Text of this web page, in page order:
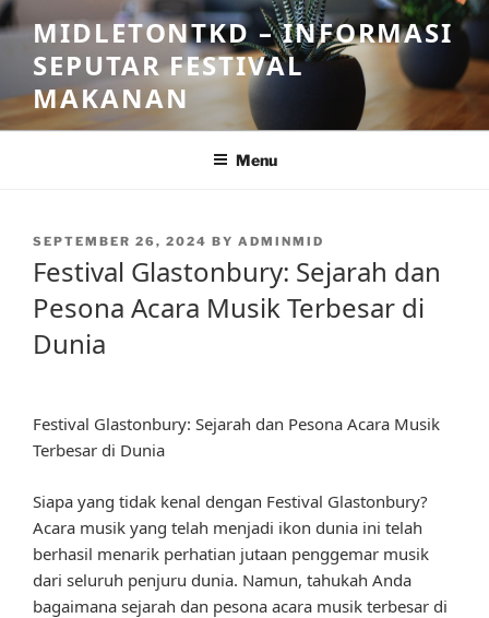
Skip
to
content
MIDLETONTKD – INFORMASI
SEPUTAR FESTIVAL
MAKANAN
Menu
POSTED
SEPTEMBER 26, 2024 BY ADMINMID
Festival Glastonbury: Sejarah dan
Pesona Acara Musik Terbesar di
Dunia
Festival Glastonbury: Sejarah dan Pesona Acara Musik
Terbesar di Dunia
Siapa yang tidak kenal dengan Festival Glastonbury?
Acara musik yang telah menjadi ikon dunia ini telah
berhasil menarik perhatian jutaan penggemar musik
dari seluruh penjuru dunia. Namun, tahukah Anda
bagaimana sejarah dan pesona acara musik terbesar di